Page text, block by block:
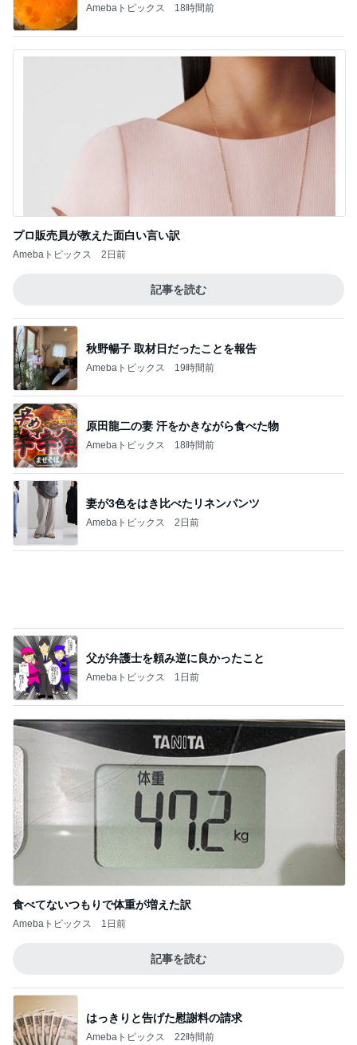
Amebaトピックス 18時間前
プロ販売員が教えた面白い言い訳
Amebaトピックス 2日前
記事を読む
秋野暢子 取材日だったことを報告
Amebaトピックス 19時間前
原田龍二の妻 汗をかきながら食べた物
Amebaトピックス 18時間前
妻が3色をはき比べたリネンパンツ
Amebaトピックス 2日前
父が弁護士を頼み逆に良かったこと
Amebaトピックス 1日前
食べてないつもりで体重が増えた訳
Amebaトピックス 1日前
記事を読む
はっきりと告げた慰謝料の請求
Amebaトピックス 22時間前